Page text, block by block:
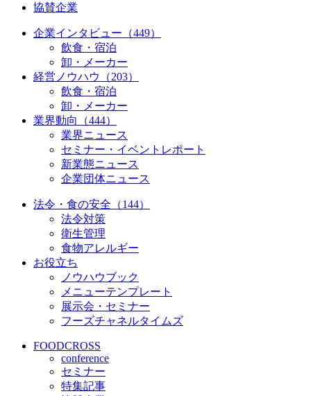
協賛企業
企業インタビュー（449）
飲食・宿泊
卸・メーカー
経営ノウハウ（203）
飲食・宿泊
卸・メーカー
業界動向（444）
業界ニュース
セミナー・イベントレポート
新業態ニュース
企業団体ニュース
法令・食の安全（144）
法令対策
衛生管理
食物アレルギー
お役立ち
ノウハウブック
メニューテンプレート
展示会・セミナー
フーズチャネルタイムズ
FOODCROSS
conference
セミナー
特集記事